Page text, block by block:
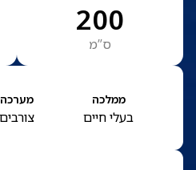
200
ס”מ
ממלכה
בעלי חיים
מערכה
צורבים